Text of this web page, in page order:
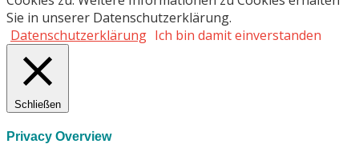
Sie in unserer Datenschutzerklärung.
Datenschutzerklärung Ich bin damit einverstanden
Schließen
Privacy Overview